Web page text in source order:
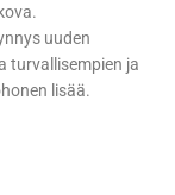
uuden
turvallisempien ja
lisää.